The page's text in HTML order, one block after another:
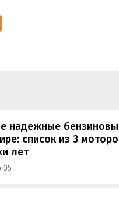
надежные
список из 3
лет